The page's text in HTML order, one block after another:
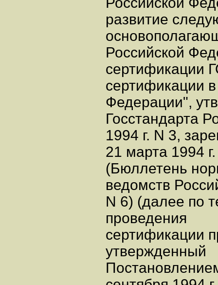
развитие
Российской
сертификации
сертификации
Федерации",
Госстандарта
1994 г. N 3,
21 марта 1994
(Бюллетень
ведомств
N 6) (далее по
проведения
сертификации
утвержденный